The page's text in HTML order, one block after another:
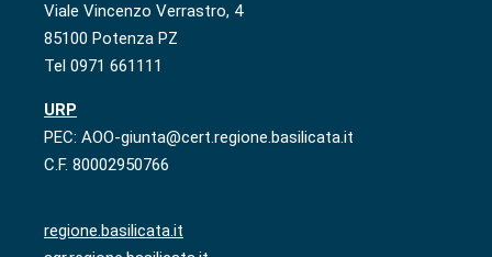
Viale Vincenzo Verrastro, 4
85100 Potenza PZ
Tel 0971 661111
URP
PEC: AOO-giunta@cert.regione.basilicata.it
C.F. 80002950766
regione.basilicata.it